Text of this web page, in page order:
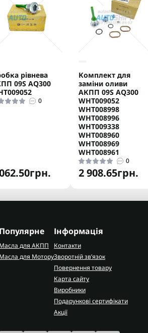
рівнева
09S AQ300
0
Комплект для
заміни оливи
АКПП 09S AQ300
WHT009052
WHT008998
WHT008996
WHT009338
WHT008960
WHT008969
WHT008961
0
2 908.65грн.
Популярне
Масла для АКПП
Масла для Мотору
Інформація
Контакти
Зворотній зв’язок
Повернення товару
Карта сайту
Виробники
Подарункові сертифікати
Акції